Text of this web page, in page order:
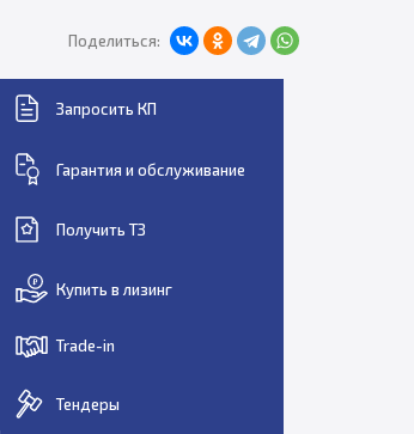
Поделиться:
Запросить КП
Гарантия и обслуживание
Получить ТЗ
Купить в лизинг
Trade-in
Тендеры